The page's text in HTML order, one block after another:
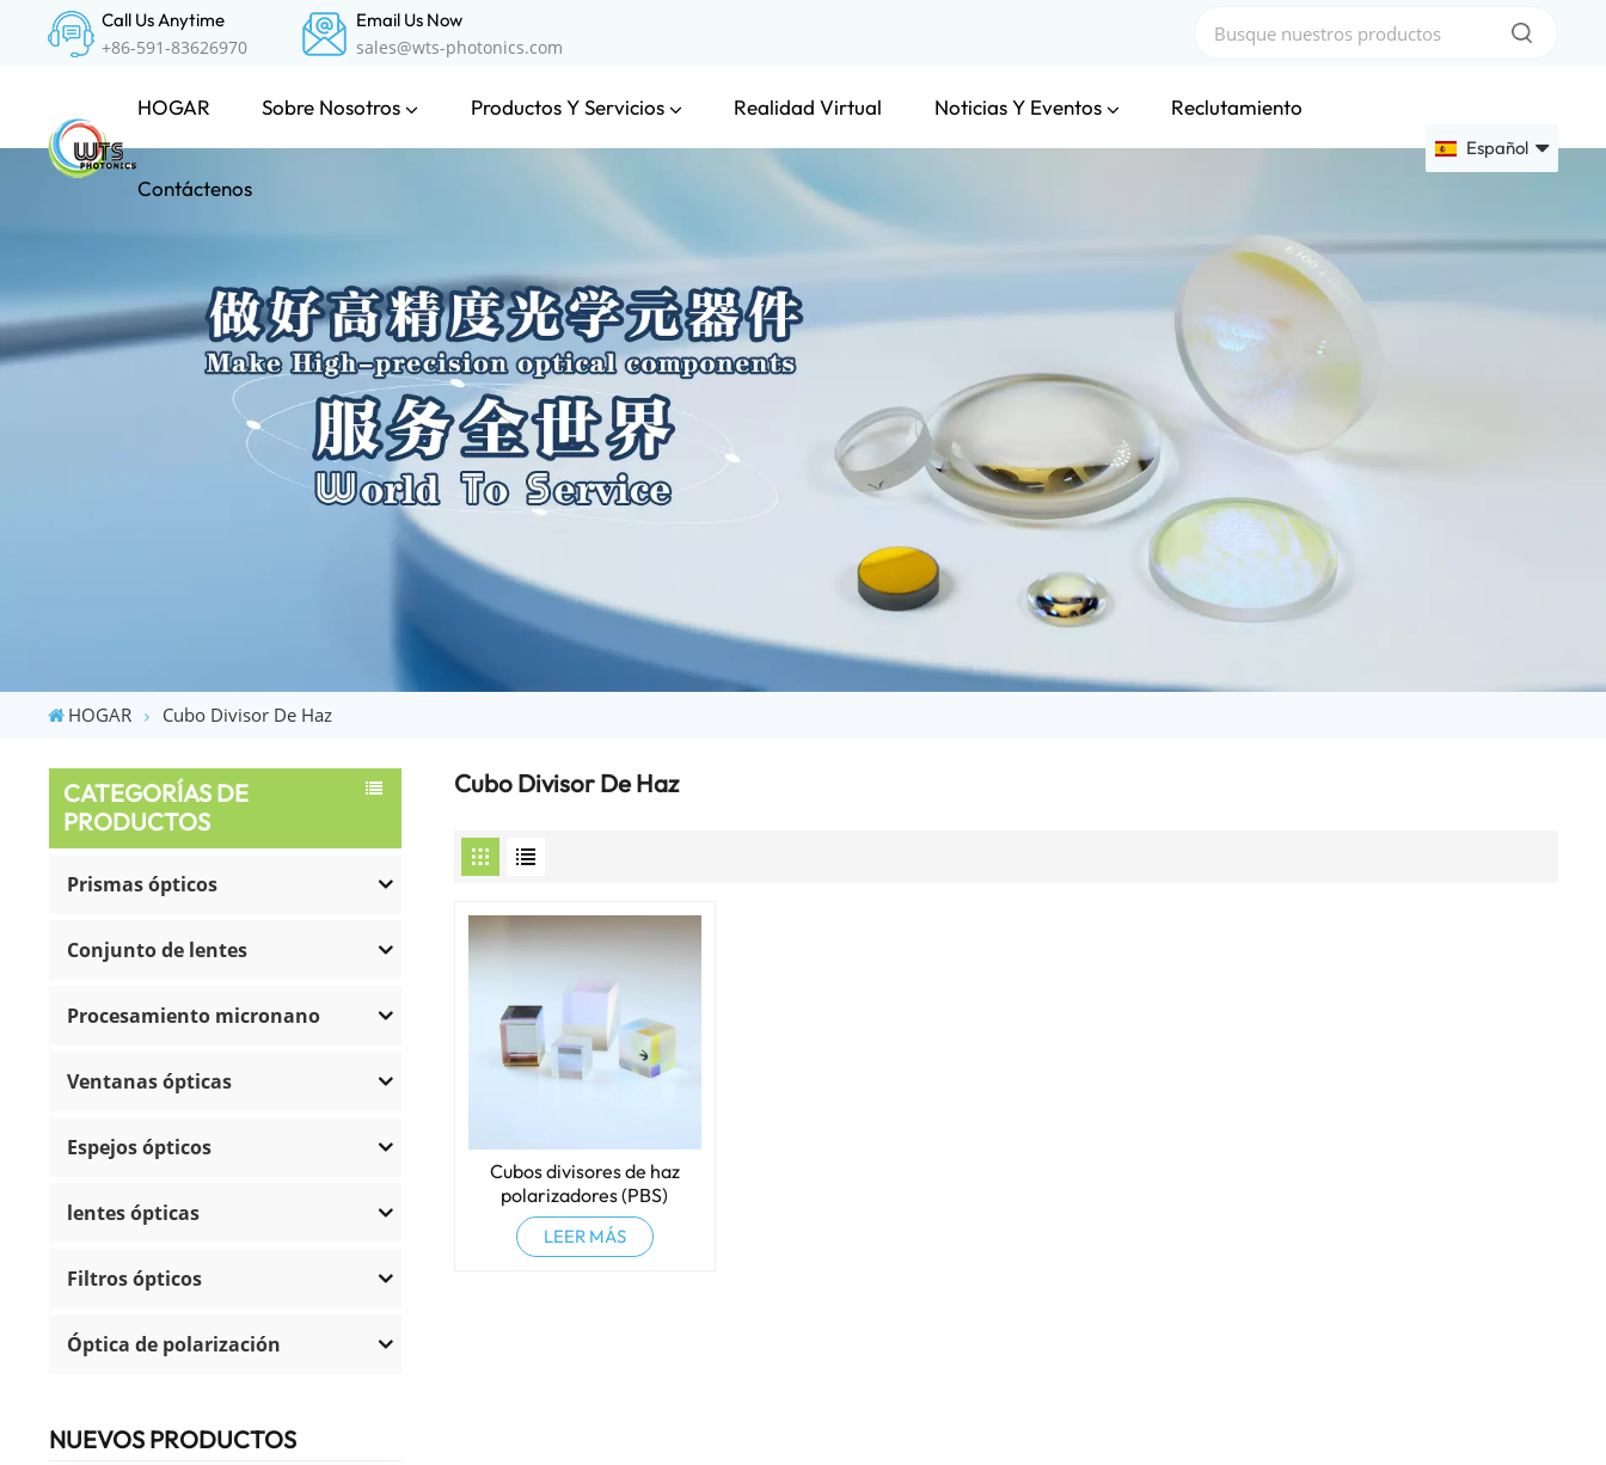
Call Us Anytime
+86-591-83626970
Email Us Now
sales@wts-photonics.com
HOGAR Sobre Nosotros Productos Y Servicios Realidad Virtual Noticias Y Eventos Reclutamiento
Contáctenos
Español
English
Français
HOGAR Cubo Divisor De Haz
CATEGORÍAS DE
PRODUCTOS
Prismas ópticos
Conjunto de lentes
Procesamiento micronano
Ventanas ópticas
Espejos ópticos
lentes ópticas
Filtros ópticos
Óptica de polarización
NUEVOS PRODUCTOS
Cubo Divisor De Haz
Cubos divisores de haz
polarizadores (PBS)
LEER MÁS